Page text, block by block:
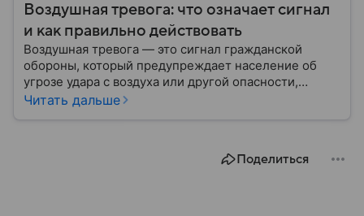
Воздушная тревога: что означает сигнал
и как правильно действовать
Воздушная тревога — это сигнал гражданской
обороны, который предупреждает население об
угрозе удара с воздуха или другой опасности,
требующей немедленного укрытия. В последние
объявления. В материале рассказываем, что
Читать дальше
Поделиться